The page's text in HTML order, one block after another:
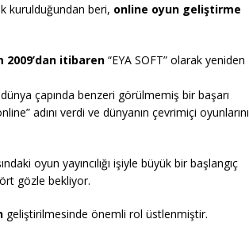
kurulduğundan beri, online oyun geliştirme
itibaren “EYA SOFT” olarak yeniden
çapında benzeri görülmemiş bir başarı
adını verdi ve dünyanın çevrimiçi oyunlarını
oyun yayıncılığı işiyle büyük bir başlangıç
gözle bekliyor.
geliştirilmesinde önemli rol üstlenmiştir.